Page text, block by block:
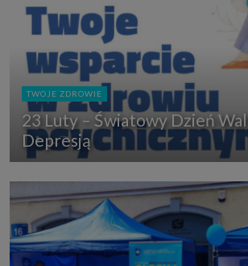
TWOJE ZDROWIE
23 Luty – Światowy Dzień
Depresją